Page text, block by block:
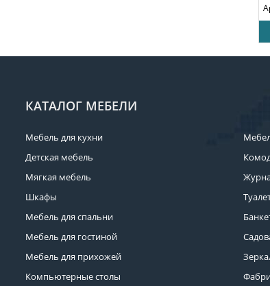
КАТАЛОГ МЕБЕЛИ
Мебель для кухни
Детская мебель
Мягкая мебель
Шкафы
Мебель для спальни
Мебель для гостиной
Мебель для прихожей
Компьютерные столы